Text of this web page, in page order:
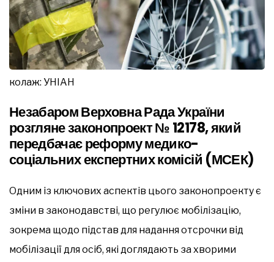
колаж: УНІАН
Незабаром Верховна Рада України
розгляне законопроект № 12178, який
передбачає реформу медико-
соціальних експертних комісій (МСЕК)
Одним із ключових аспектів цього законопроекту є
зміни в законодавстві, що регулює мобілізацію,
зокрема щодо підстав для надання отсрочки від
мобілізації для осіб, які доглядають за хворими